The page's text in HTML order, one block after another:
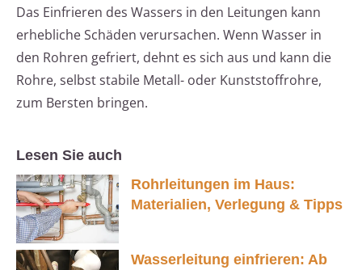
Das Einfrieren des Wassers in den Leitungen kann
erhebliche Schäden verursachen. Wenn Wasser in
den Rohren gefriert, dehnt es sich aus und kann die
Rohre, selbst stabile Metall- oder Kunststoffrohre,
zum Bersten bringen.
Lesen Sie auch
Rohrleitungen im Haus:
Materialien, Verlegung & Tipps
Wasserleitung einfrieren: Ab